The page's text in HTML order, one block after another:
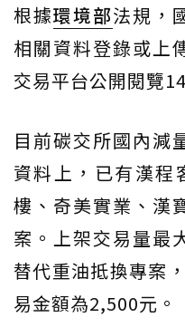
根據環境部法規，
相關資料登錄或上
交易平台公開閱覽
目前碳交所國內減
資料上，已有漢程
樓、奇美實業、漢
案。上架交易量最
替代重油抵換專案
易金額為2,500元。